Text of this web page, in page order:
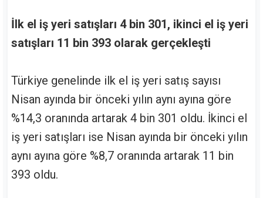
İlk el iş yeri satışları 4 bin 301, ikinci el iş yeri
satışları 11 bin 393 olarak gerçekleşti
Türkiye genelinde ilk el iş yeri satış sayısı
Nisan ayında bir önceki yılın aynı ayına göre
%14,3 oranında artarak 4 bin 301 oldu. İkinci el
iş yeri satışları ise Nisan ayında bir önceki yılın
aynı ayına göre %8,7 oranında artarak 11 bin
393 oldu.